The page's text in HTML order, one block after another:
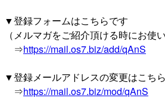
▼登録フォームはこちらです
（メルマガをご紹介頂ける時にお使
⇒https://mail.os7.biz/add/qAnS
▼登録メールアドレスの変更はこち
⇒https://mail.os7.biz/mod/qAnS